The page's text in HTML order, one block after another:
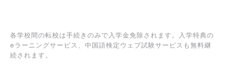
各学校間の転校は手続きのみで入学金免除されます。入学特典の
eラーニングサービス、中国語検定ウェブ試験サービスも無料継
続されます。